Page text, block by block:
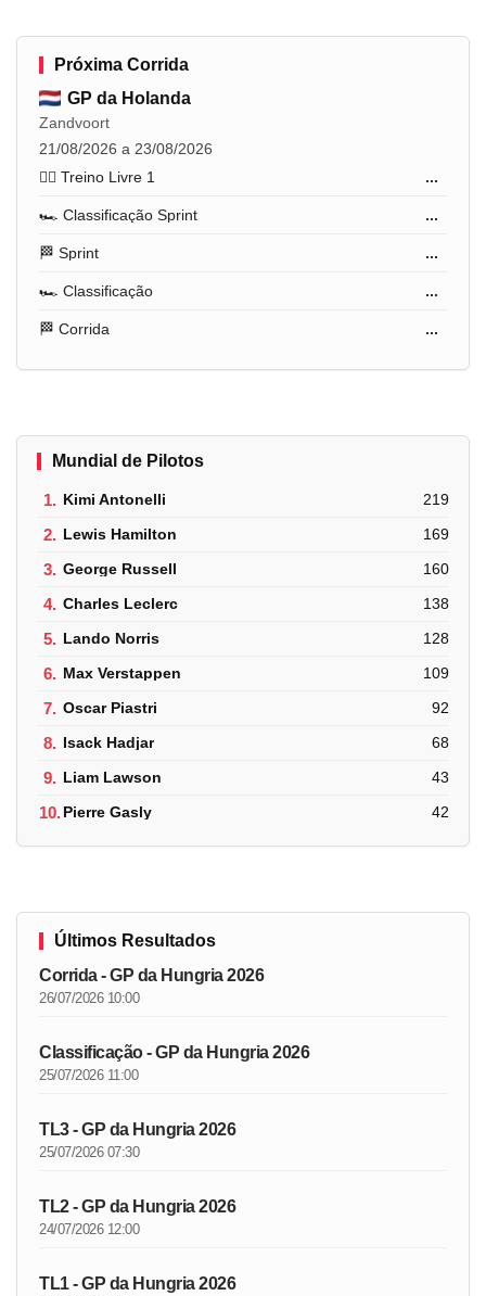
Próxima Corrida
GP da Holanda
Zandvoort
21/08/2026 a 23/08/2026
🏋️‍♂️ Treino Livre 1
...
🏎️ Classificação Sprint ...
🏁 Sprint ...
🏎️ Classificação ...
🏁 Corrida ...
Mundial de Pilotos
1. Kimi Antonelli 219
2. Lewis Hamilton 169
3. George Russell 160
4. Charles Leclerc 138
5. Lando Norris 128
6. Max Verstappen 109
7. Oscar Piastri 92
8. Isack Hadjar 68
9. Liam Lawson 43
10.Pierre Gasly 42
Últimos Resultados
Corrida - GP da Hungria 2026
26/07/2026 10:00
Classificação - GP da Hungria 2026
25/07/2026 11:00
TL3 - GP da Hungria 2026
25/07/2026 07:30
TL2 - GP da Hungria 2026
24/07/2026 12:00
TL1 - GP da Hungria 2026